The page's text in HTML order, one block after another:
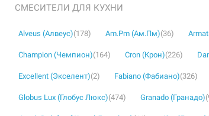
СМЕСИТЕЛИ ДЛЯ КУХНИ
Alveus (Алвеус)(178) Am.Pm (Ам.Пм)(36)
Champion (Чемпион)(164) Cron (Крон)(226)
Excellent (Экселент)(2) Fabiano (Фабиано)(326)
Globus Lux (Глобус Люкс)(474) Granado (Гранадо)